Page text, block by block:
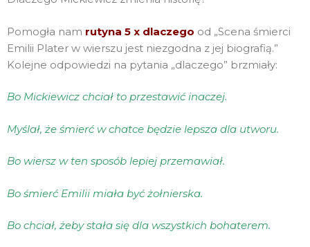
Pomogła nam rutyna 5 x dlaczego od „Scena śmierci
Emilii Plater w wierszu jest niezgodna z jej biografią.”
Kolejne odpowiedzi na pytania „dlaczego” brzmiały:
Bo Mickiewicz chciał to przestawić inaczej.
Myślał, że śmierć w chatce będzie lepsza dla utworu.
Bo wiersz w ten sposób lepiej przemawiał.
Bo śmierć Emilii miała być żołnierska.
Bo chciał, żeby stała się dla wszystkich bohaterem.